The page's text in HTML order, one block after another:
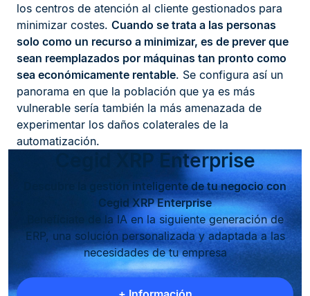
los centros de atención al cliente gestionados para
minimizar costes. Cuando se trata a las personas
solo como un recurso a minimizar, es de prever que
sean reemplazados por máquinas tan pronto como
sea económicamente rentable. Se configura así un
panorama en que la población que ya es más
vulnerable sería también la más amenazada de
experimentar los daños colaterales de la
automatización.
Cegid XRP Enterprise
Descubre la gestión inteligente de tu negocio con
Cegid XRP Enterprise
Benefíciate de la IA en la siguiente generación de
ERP, una solución personalizada y adaptada a las
necesidades de tu empresa